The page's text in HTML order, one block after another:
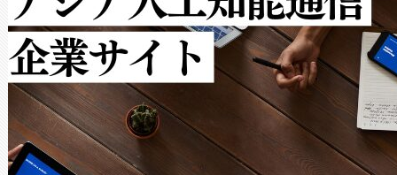
ルの変電所周囲を監視でき、
作業と点群処理を簡素化でき
Avia 2は、2種類のFOVオプシ
× 80°のノーマルモード、長
ードを切り替えて使用するこ